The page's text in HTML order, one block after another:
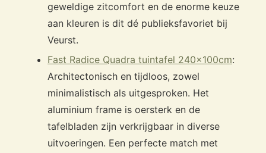
geweldige zitcomfort en de enorme keuze
aan kleuren is dit dé publieksfavoriet bij
Veurst.
Fast Radice Quadra tuintafel 240x100cm:
Architectonisch en tijdloos, zowel
minimalistisch als uitgesproken. Het
aluminium frame is oersterk en de
tafelbladen zijn verkrijgbaar in diverse
uitvoeringen. Een perfecte match met